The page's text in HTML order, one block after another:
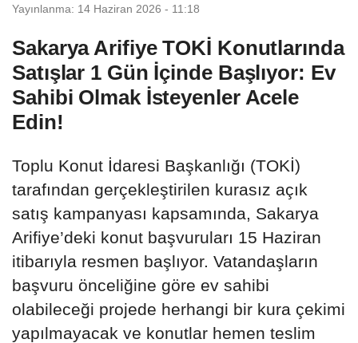
Yayınlanma: 14 Haziran 2026 - 11:18
Sakarya Arifiye TOKİ Konutlarında
Satışlar 1 Gün İçinde Başlıyor: Ev
Sahibi Olmak İsteyenler Acele
Edin!
Toplu Konut İdaresi Başkanlığı (TOKİ)
tarafından gerçekleştirilen kurasız açık
satış kampanyası kapsamında, Sakarya
Arifiye’deki konut başvuruları 15 Haziran
itibarıyla resmen başlıyor. Vatandaşların
başvuru önceliğine göre ev sahibi
olabileceği projede herhangi bir kura çekimi
yapılmayacak ve konutlar hemen teslim